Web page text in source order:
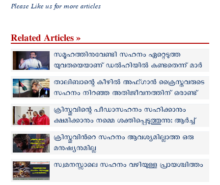
Please Like us for more articles
Related Articles »
സമൂഹത്തിനുവേണ്ടി സഹനം ഏറ്റെടുത്ത
യുവതയെയാണ് ഡൽഹിയിൽ കണ്ടതെന്ന് മാർ
തോമസ് തറയിൽ
താലിബാന്റെ കീഴില്‍ അഫ്ഗാന്‍ ക്രൈസ്തവരുടെ
സഹനം നിറഞ്ഞ അതിജീവനത്തിന് ഒരാണ്ട്
ക്രിസ്തുവിന്റെ പീഡാസഹനം സഹിക്കാനും
ക്ഷമിക്കാനും നമ്മെ ശക്തിപ്പെടുത്തുന്നു: ആർച്ച്
ബിഷപ്പ് ജോസഫ് കളത്തിപ്പറമ്പിൽ
ക്രിസ്തുവിന്‍റെ സഹനം ആവശ്യമില്ലാത്ത ഒരു
മനുഷ്യനുമില്ല
സ്വമനസ്സാലെ സഹനം വഴിയുള്ള പ്രായശ്ചിത്തം